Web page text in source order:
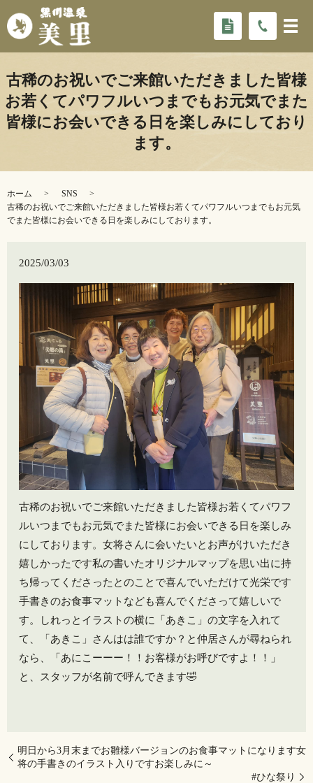
古稀のお祝いでご来館いただきました皆様
お若くてパワフル️いつまでもお元気でまた
皆様にお会いできる日を楽しみにしており
ます。
ホーム
SNS
古稀のお祝いでご来館いただきました皆様お若くてパワフル️いつまでもお元気
でまた皆様にお会いできる日を楽しみにしております。
2025/03/03
古稀のお祝いでご来館いただきました皆様お若くてパワフ
ル️いつまでもお元気でまた皆様にお会いできる日を楽しみ
にしております。女将さんに会いたいとお声がけいただき
嬉しかったです私の書いたオリジナルマップを思い出に持
ち帰ってくださったとのことで喜んでいただけて光栄です️
手書きのお食事マットなども喜んでくださって嬉しいで
す。しれっとイラストの横に「あきこ」の文字を入れて
て、「あきこ」さんはは誰ですか？と仲居さんが尋ねられ
なら、「あにこーーー！！お客様がお呼びですよ！！」
と、スタッフが名前で呼んできます🤣
明日から3月末までお雛様バージョンのお食事マットになります女
将の手書きのイラスト入りですお楽しみに～
#ひな祭り